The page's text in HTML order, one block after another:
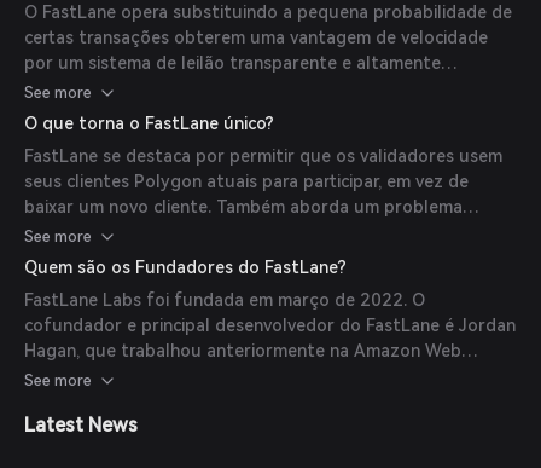
blockchain. Este sistema monetiza gargalos de propagação
na camada peer-to-peer, distribuindo os proventos aos
validadores participantes.
O FastLane opera substituindo a pequena probabilidade de
certas transações obterem uma vantagem de velocidade
por um sistema de leilão transparente e altamente
eficiente. Esse sistema incentiva os validadores a reduzir o
spam e proteger a rede, oferecendo a eles os proventos de
quaisquer leilões realizados no relé FastLane durante seus
blocos. O protocolo é amigável ao usuário, não exigindo
código personalizado ou divulgação de informações
sensíveis pelos validadores.
See more
O que torna o FastLane único?
FastLane se destaca por permitir que os validadores usem
seus clientes Polygon atuais para participar, em vez de
baixar um novo cliente. Também aborda um problema
comum a muitas blockchains, onde algumas transações são
processadas mais rápido, levando ao spam. FastLane
recompensando validadores que reduzem o spam e
protegem a rede.
See more
Quem são os Fundadores do FastLane?
FastLane Labs foi fundada em março de 2022. O
cofundador e principal desenvolvedor do FastLane é Jordan
Hagan, que trabalhou anteriormente na Amazon Web
Services (AWS).
See more
Latest News